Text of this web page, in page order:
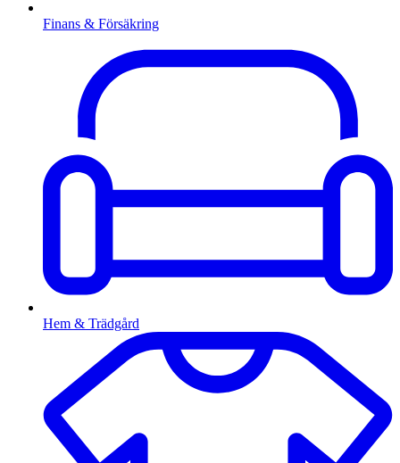
Finans & Försäkring
Hem & Trädgård